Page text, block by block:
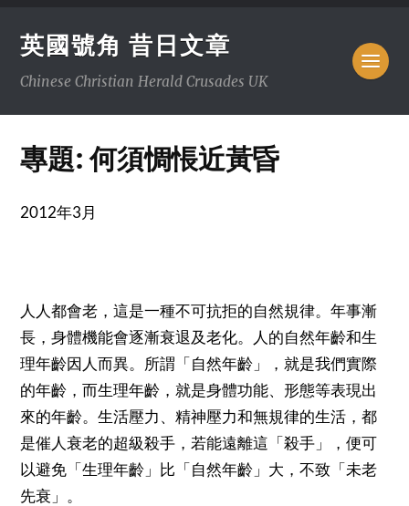
英國號角 昔日文章
Chinese Christian Herald Crusades UK
專題: 何須惆悵近黃昏
2012年3 月
人人都會老，這是一種不可抗拒的自然規律。年事漸
長，身體機能會逐漸衰退及老化。人的自然年齡和生
理年齡因人而異。所謂「自然年齡」，就是我們實際
的年齡，而生理年齡，就是身體功能、形態等表現出
來的年齡。生活壓力、精神壓力和無規律的生活，都
是催人衰老的超級殺手，若能遠離這「殺手」，便可
以避免「生理年齡」比「自然年齡」大，不致「未老
先衰」。